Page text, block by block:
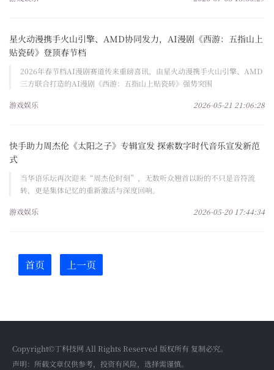
星火动漫携手火山引擎、AMD协同发力，AI漫剧《西游：五指山上
贴瓷砖》登顶春节档
2026年春节档AI漫剧赛道传来重磅喜讯，由星火动漫携手火山引擎、AMD
三方联合打造的AI漫剧《西游：五指山上贴瓷砖》强势突围
游戏娱乐 2026-05-21 21:06:28
快手助力周杰伦《太阳之子》专辑宣发 探索数字时代音乐宣发新范
式
当华语乐坛再次迎来“周杰伦时刻”，无数听众翘首以盼的不只是音符流
转，更是集体记忆的重新激活与深度回响。
游戏娱乐 2026-05-20 17:44:34
首页 上一页
Copyright©丁科技网 All Rights Reserved 版权所有 复制必究。
声明：所载文章仅供参考，投资有风险，选择需谨慎。